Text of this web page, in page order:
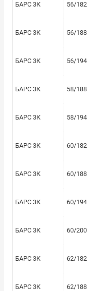
БАРС 3К 56/182
БАРС 3К 56/188
БАРС 3К 56/194
БАРС 3К 58/188
БАРС 3К 58/194
БАРС 3К 60/182
БАРС 3К 60/188
БАРС 3К 60/194
БАРС 3К 60/200
БАРС 3К 62/182
БАРС 3К 62/188